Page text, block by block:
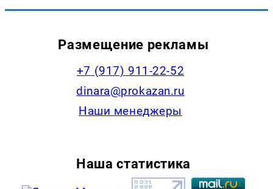
Размещение рекламы
+7 (917) 911-22-52
dinara@prokazan.ru
Наши менеджеры
Наша статистика